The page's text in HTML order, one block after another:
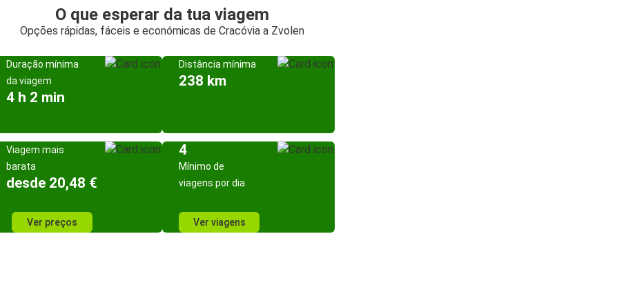
O que esperar da tua viagem
Opções rápidas, fáceis e económicas de Cracóvia a Zvolen
Duração mínima
da viagem
4 h 2 min
Distância mínima
238 km
Viagem mais
barata
desde 20,48 €
Ver preços
4
Mínimo de
viagens por dia
Ver viagens